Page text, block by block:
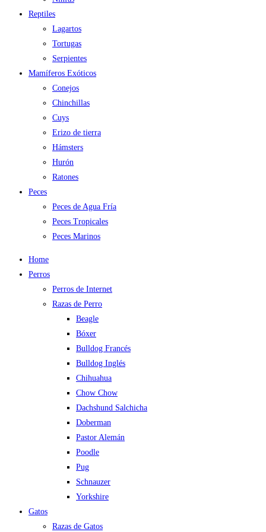
Reptiles
Lagartos
Tortugas
Serpientes
Mamíferos Exóticos
Conejos
Chinchillas
Cuys
Erizo de tierra
Hámsters
Hurón
Ratones
Peces
Peces de Agua Fría
Peces Tropicales
Peces Marinos
Home
Perros
Perros de Internet
Razas de Perro
Beagle
Bóxer
Bulldog Francés
Bulldog Inglés
Chihuahua
Chow Chow
Dachshund Salchicha
Doberman
Pastor Alemán
Poodle
Pug
Schnauzer
Yorkshire
Gatos
Razas de Gatos